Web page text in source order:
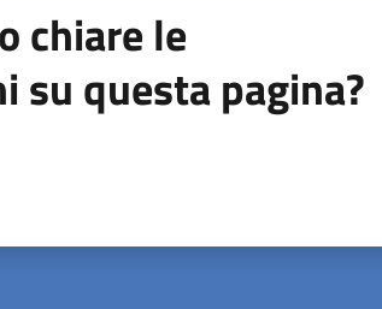
chiare le
su questa pagina?